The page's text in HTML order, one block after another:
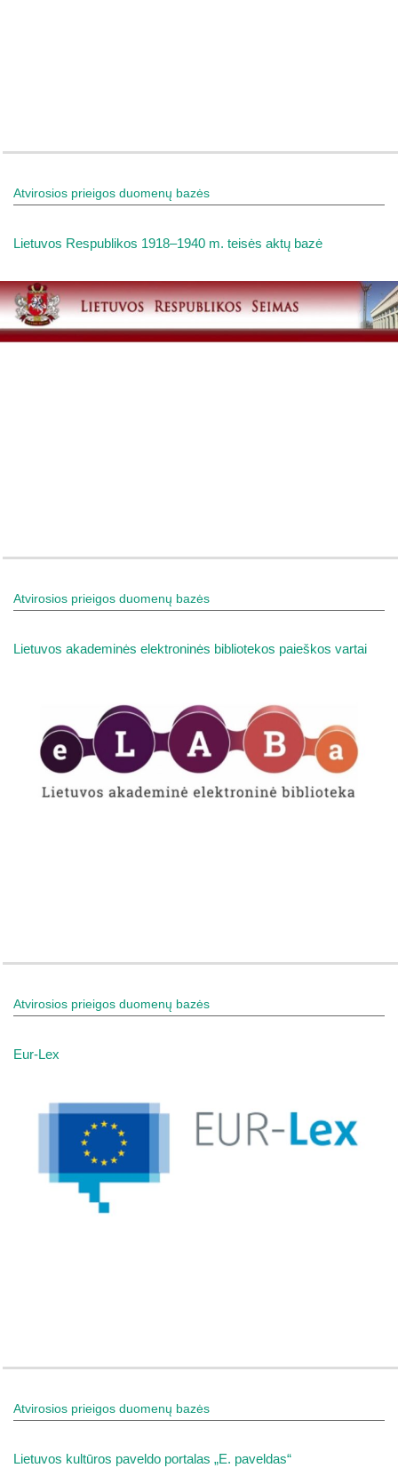
Atvirosios prieigos duomenų bazės
Lietuvos Respublikos 1918–1940 m. teisės aktų bazė
Atvirosios prieigos duomenų bazės
Lietuvos akademinės elektroninės bibliotekos paieškos vartai
Atvirosios prieigos duomenų bazės
Eur-Lex
Atvirosios prieigos duomenų bazės
Lietuvos kultūros paveldo portalas „E. paveldas“